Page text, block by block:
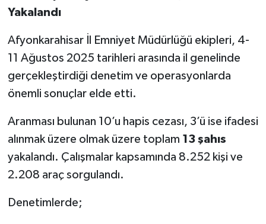
Yakalandı
Afyonkarahisar İl Emniyet Müdürlüğü ekipleri, 4-
11 Ağustos 2025 tarihleri arasında il genelinde
gerçekleştirdiği denetim ve operasyonlarda
önemli sonuçlar elde etti.
Aranması bulunan 10’u hapis cezası, 3’ü ise ifadesi
alınmak üzere olmak üzere toplam 13 şahıs
yakalandı. Çalışmalar kapsamında 8.252 kişi ve
2.208 araç sorgulandı.
Denetimlerde;